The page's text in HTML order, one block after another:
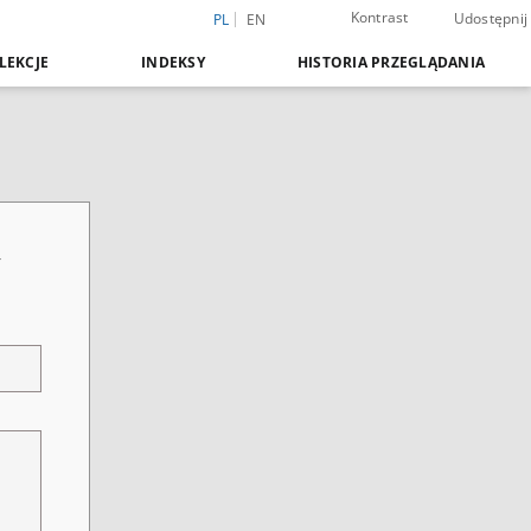
PL EN Kontrast Udostępnij
INDEKSY HISTORIA PRZEGLĄDANIA